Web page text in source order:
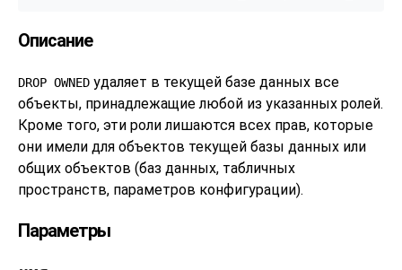
Описание
DROP OWNED удаляет в текущей базе данных все
объекты, принадлежащие любой из указанных ролей.
Кроме того, эти роли лишаются всех прав, которые
они имели для объектов текущей базы данных или
общих объектов (баз данных, табличных
пространств, параметров конфигурации).
Параметры